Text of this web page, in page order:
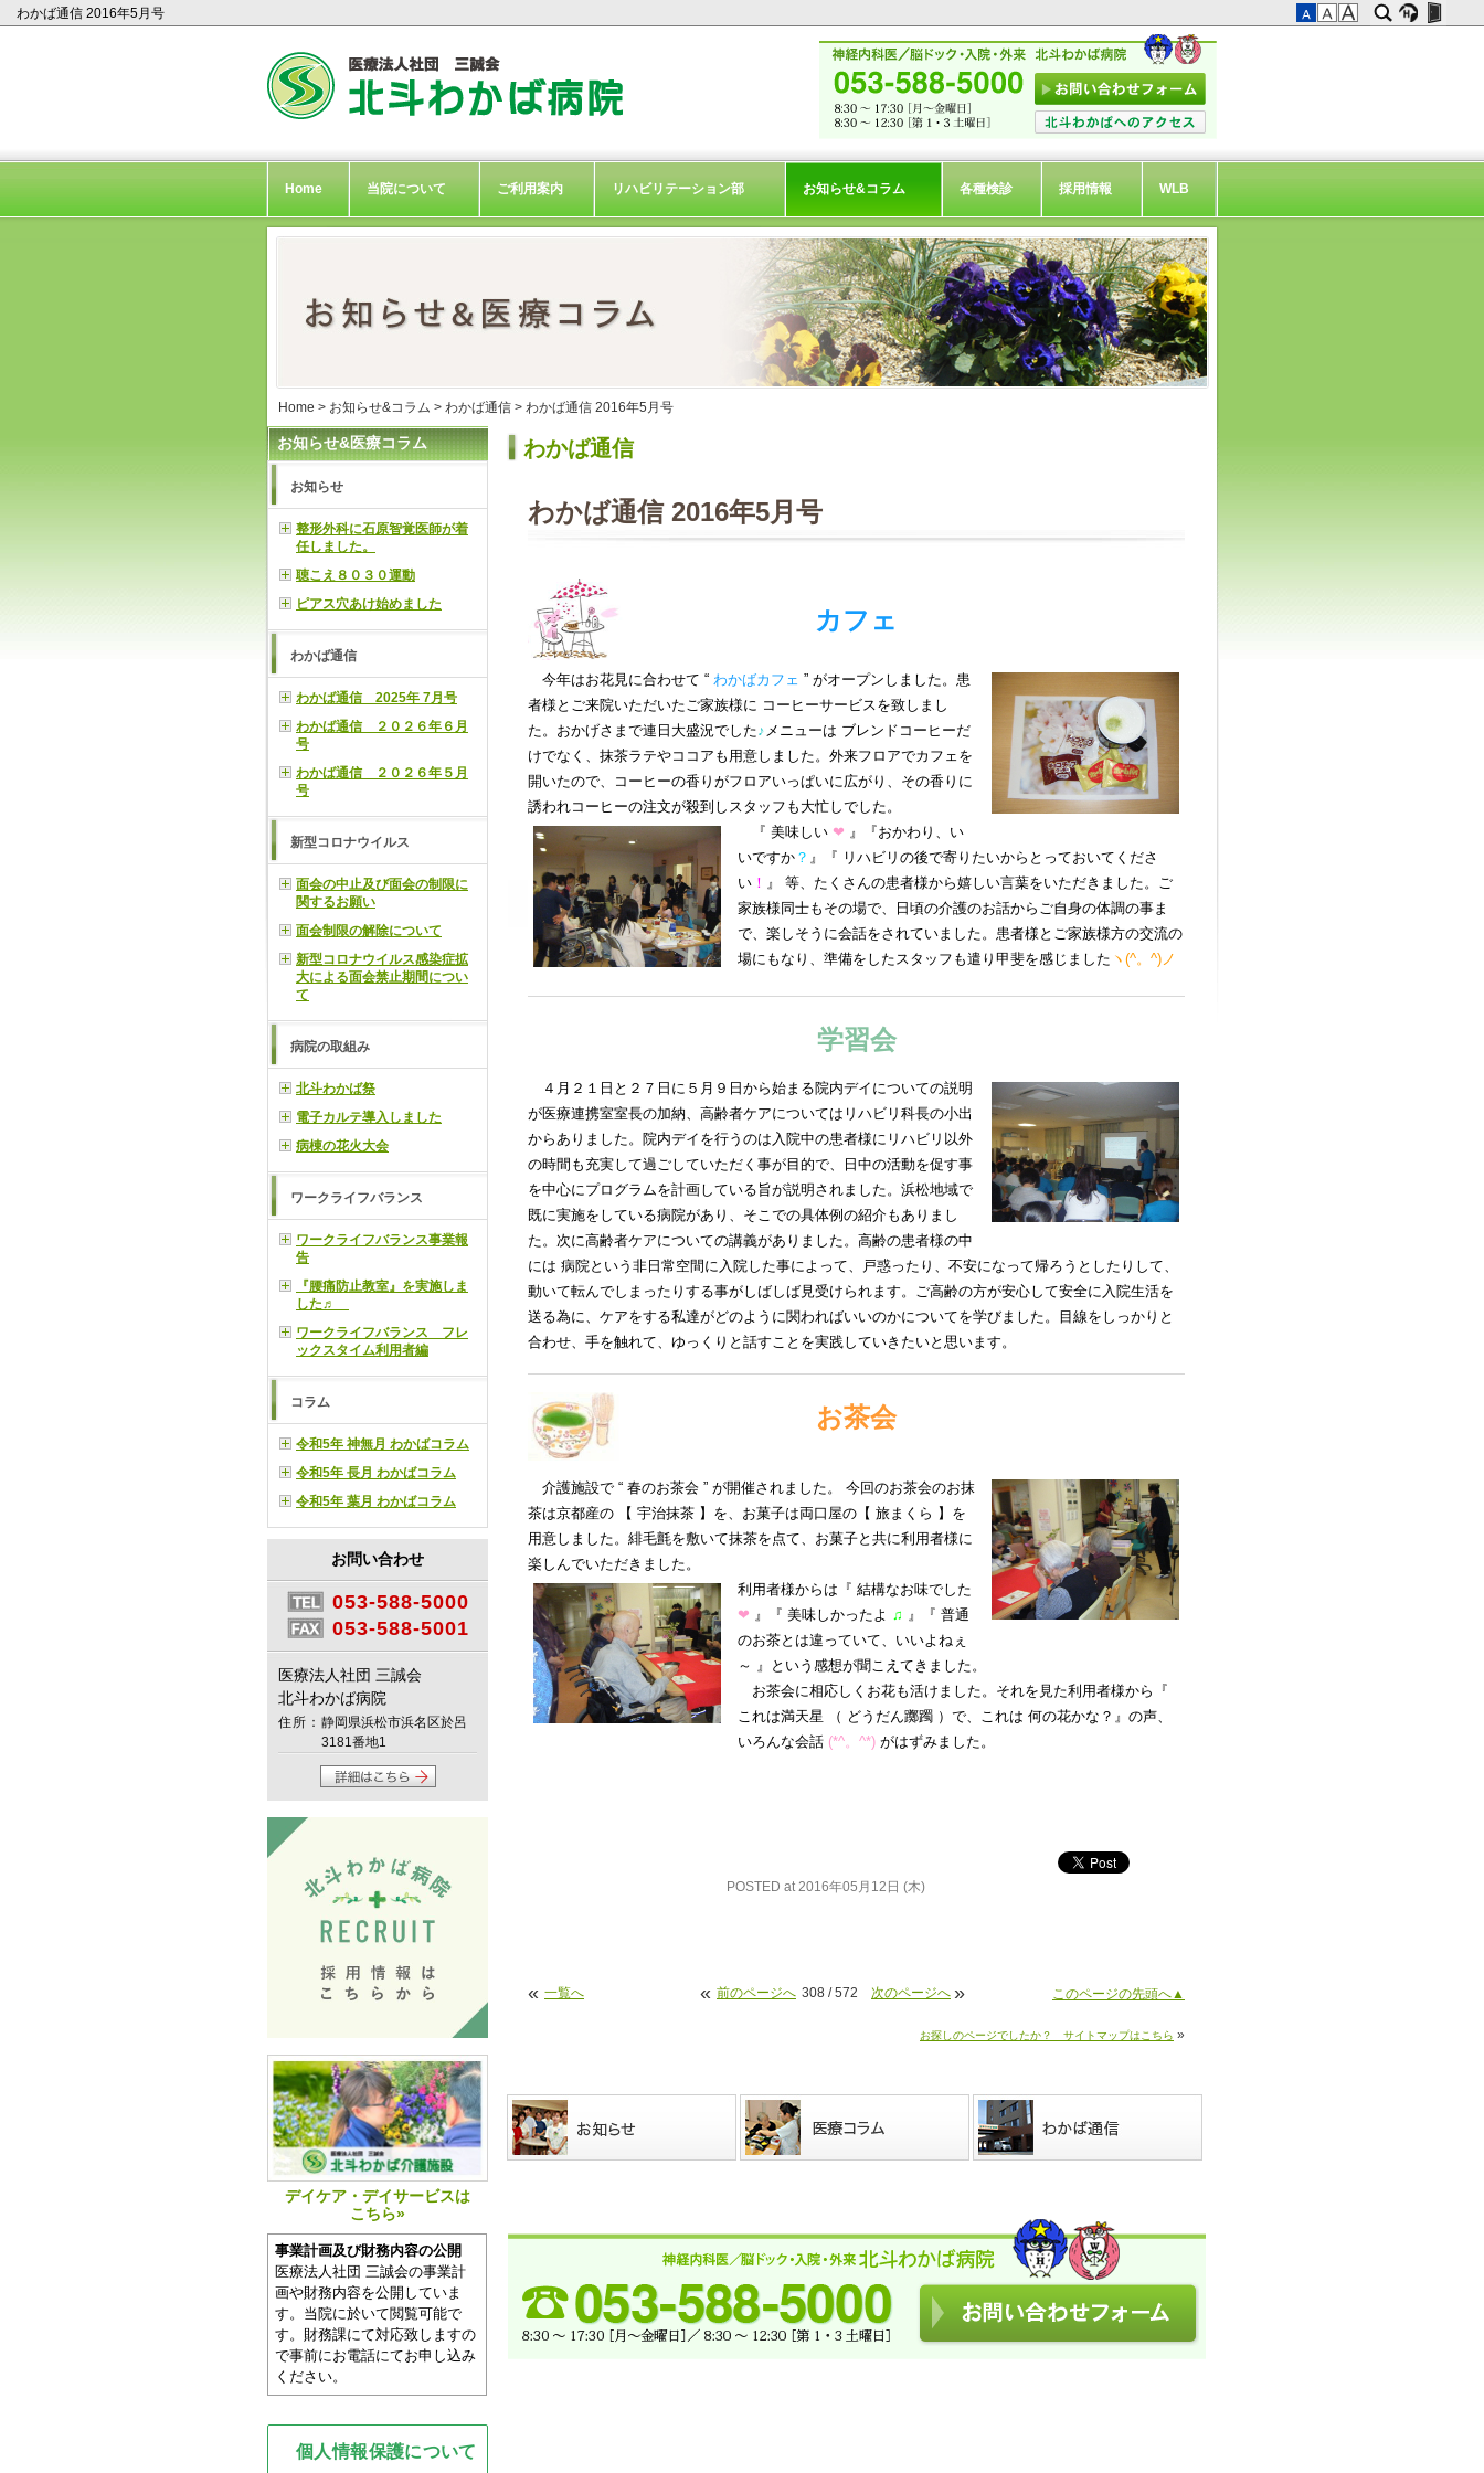
わかば通信 2016年5月号
Home 当院について ご利用案内 リハビリテーション部 お知らせ&コラム 各種検診 採用情報 WLB
Home > お知らせ&コラム > わかば通信 > わかば通信 2016年5月号
わかば通信
わかば通信 2016年5月号
カフェ
今年はお花見に合わせて “ わかばカフェ ” がオープンしました。患
者様とご来院いただいたご家族様に コーヒーサービスを致しまし
た。おかげさまで連日大盛況でした♪ メニューは ブレンドコーヒーだ
けでなく、抹茶ラテやココアも用意しました。外来フロアでカフェを
開いたので、コーヒーの香りがフロアいっぱいに広がり、その香りに
誘われコーヒーの注文が殺到しスタッフも大忙しでした。
『 美味しい ❤ 』『おかわり、い
いですか ？ 』『 リハビリの後で寄りたいからとっておいてくださ
い ！ 』 等、たくさんの患者様から嬉しい言葉をいただきました。ご
家族様同士もその場で、日頃の介護のお話からご自身の体調の事ま
で、楽しそうに会話をされていました。患者様とご家族様方の交流の
場にもなり、準備をしたスタッフも遣り甲斐を感じました ヽ(^。^)ノ
学習会
４月２１日と２７日に５月９日から始まる院内デイについての説明
が医療連携室室長の加納、高齢者ケアについてはリハビリ科長の小出
からありました。院内デイを行うのは入院中の患者様にリハビリ以外
の時間も充実して過ごしていただく事が目的で、日中の活動を促す事
を中心にプログラムを計画している旨が説明されました。浜松地域で
既に実施をしている病院があり、そこでの具体例の紹介もありまし
た。次に高齢者ケアについての講義がありました。高齢の患者様の中
には 病院という非日常空間に入院した事によって、戸惑ったり、不安になって帰ろうとしたりして、
動いて転んでしまったりする事がしばしば見受けられます。ご高齢の方が安心して安全に入院生活を
送る為に、ケアをする私達がどのように関わればいいのかについてを学びました。目線をしっかりと
合わせ、手を触れて、ゆっくりと話すことを実践していきたいと思います。
お茶会
介護施設で “ 春のお茶会 ” が開催されました。 今回のお茶会のお抹
茶は京都産の 【 宇治抹茶 】を、お菓子は両口屋の【 旅まくら 】を
用意しました。緋毛氈を敷いて抹茶を点て、お菓子と共に利用者様に
楽しんでいただきました。
利用者様からは『 結構なお味でした
❤ 』『 美味しかったよ ♫
』『 普通
のお茶とは違っていて、いいよねぇ
～ 』という感想が聞こえてきました。
お茶会に相応しくお花も活けました。それを見た利用者様から『
これは満天星 （ どうだん躑躅 ）で、これは 何の花かな？』の声、
いろんな会話 (*^。^*) がはずみました。
POSTED at 2016年05月12日 (木)
« 一覧へ « 前のページへ 308 / 572 次のページへ » このページの先頭へ▲
お探しのページでしたか？ サイトマップはこちら »
お知らせ&医療コラム
お知らせ
整形外科に石原智覚医師が着
任しました。
聴こえ８０３０運動
ピアス穴あけ始めました
わかば通信
わかば通信 2025年 7月号
わかば通信 ２０２６年６月
号
わかば通信 ２０２６年５月
号
新型コロナウイルス
面会の中止及び面会の制限に
関するお願い
面会制限の解除について
新型コロナウイルス感染症拡
大による面会禁止期間につい
て
病院の取組み
北斗わかば祭
電子カルテ導入しました
病棟の花火大会
ワークライフバランス
ワークライフバランス事業報
告
『腰痛防止教室』を実施しま
した♬
ワークライフバランス フレ
ックスタイム利用者編
コラム
令和5年 神無月 わかばコラム
令和5年 長月 わかばコラム
令和5年 葉月 わかばコラム
お問い合わせ
053-588-5000
053-588-5001
医療法人社団 三誠会
北斗わかば病院
住所： 静岡県浜松市浜名区於呂
3181番地1
デイケア・デイサービスは
こちら»
事業計画及び財務内容の公開
医療法人社団 三誠会の事業計
画や財務内容を公開していま
す。当院に於いて閲覧可能で
す。財務課にて対応致しますの
で事前にお電話にてお申し込み
ください。
個人情報保護について